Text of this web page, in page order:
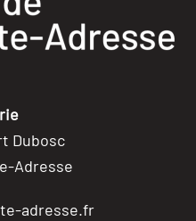
Dubosc
Adresse
adresse.fr